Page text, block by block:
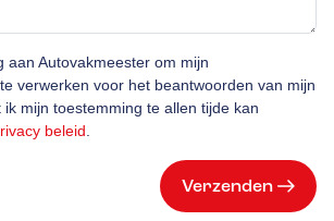
aan Autovakmeester om mijn
verwerken voor het beantwoorden van mijn
mijn toestemming te allen tijde kan
beleid
Verzenden